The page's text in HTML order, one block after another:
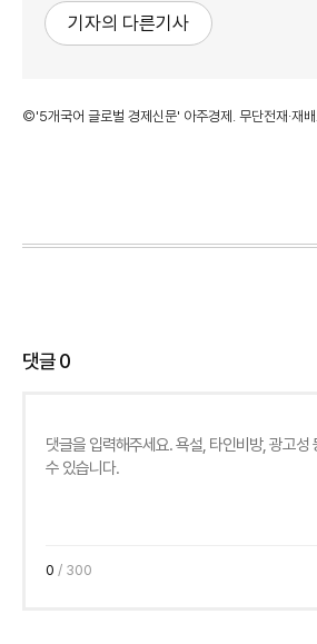
기자의 다른기사
©'5개국어 글로벌 경제신문' 아주경제. 무단전재·재배
댓글0
0 / 300